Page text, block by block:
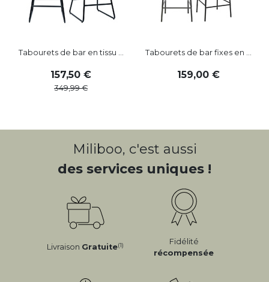
Tabourets de bar en tissu ...
157,50
349,99
Tabourets de bar fixes en ...
159,00
Miliboo, c'est aussi
des services uniques !
Livraison Gratuite(1)
Fidélité
récompensée